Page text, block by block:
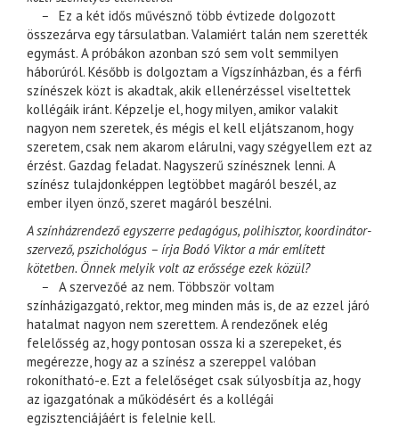
– Ez a két idős művésznő több évtizede dolgozott
összezárva egy társulatban. Valamiért talán nem szerették
egymást. A próbákon azonban szó sem volt semmilyen
háborúról. Később is dolgoztam a Vígszínházban, és a férfi
színészek közt is akadtak, akik ellenérzéssel viseltettek
kollégáik iránt. Képzelje el, hogy milyen, amikor valakit
nagyon nem szeretek, és mégis el kell eljátszanom, hogy
szeretem, csak nem akarom elárulni, vagy szégyellem ezt az
érzést. Gazdag feladat. Nagyszerű színésznek lenni. A
színész tulajdonképpen legtöbbet magáról beszél, az
ember ilyen önző, szeret magáról beszélni.
A színházrendező egyszerre pedagógus, polihisztor, koordinátor-
szervező, pszichológus – írja Bodó Viktor a már említett
kötetben. Önnek melyik volt az erőssége ezek közül?
– A szervezőé az nem. Többször voltam
színházigazgató, rektor, meg minden más is, de az ezzel járó
hatalmat nagyon nem szerettem. A rendezőnek elég
felelősség az, hogy pontosan ossza ki a szerepeket, és
megérezze, hogy az a színész a szereppel valóban
rokonítható-e. Ezt a felelőséget csak súlyosbítja az, hogy
az igazgatónak a működésért és a kollégái
egzisztenciájáért is felelnie kell.